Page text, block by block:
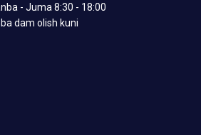
- Juma 8:30 - 18:00
dam olish kuni